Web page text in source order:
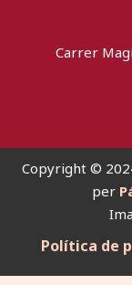
Carrer
Copyright ©
per
Política de